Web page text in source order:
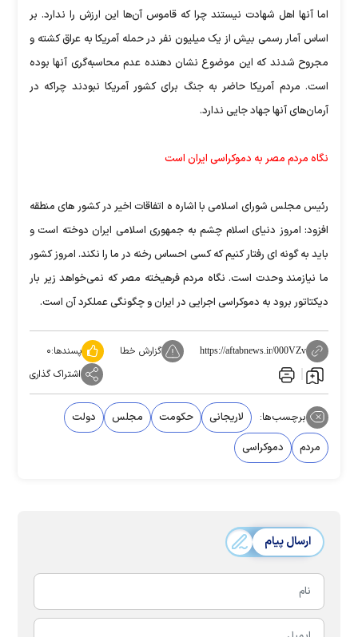
اما آنها اهل شهادت نیستند چرا که قاموس آن‌ها این ارزش را ندارد. بر
اساس آمار رسمی بیش از یک میلیون نفر در حمله آمریکا به عراق کشته و
مجروح شدند که این موضوع نشان دهنده عدم محاسبه‌گری آنها بوده
است. مردم آمریکا حاضر به جنگ برای کشور آمریکا نبودند چراکه در
آرمان‌های آنها جهاد جایی ندارد.
نگاه مردم مصر به دموکراسی ایران است
رئیس مجلس شورای اسلامی با اشاره ه اتفاقات اخیر در کشور های منطقه
افزود: امروز دنیای اسلام چشم به جمهوری اسلامی ایران دوخته است و
باید به گونه ای رفتار کنیم که کسی احساس رخنه در ما را نکند. امروز کشور
ما نیازمند وحدت است. نگاه مردم فرهیخته مصر که نمی‌خواهد زیر بار
دیکتاتور برود به دموکراسی اجرایی در ایران و چگونگی عملکرد آن است.
https://aftabnews.ir/000VZv گزارش خطا پسندها:۰
اشتراک گذاری
برچسب‌ها: لاریجانی حکومت مجلس
دولت
مردم
دموکراسی
ارسال پیام